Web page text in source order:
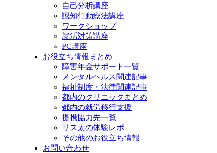
自己分析講座
認知行動療法講座
ワークショップ
就活対策講座
PC講座
お役立ち情報まとめ
障害年金サポート一覧
メンタルヘルス関連記事
福祉制度・法律関連記事
都内のクリニックまとめ
都内の就労移行支援
提携協力先一覧
リス太の体験レポ
その他のお役立ち情報
お問い合わせ